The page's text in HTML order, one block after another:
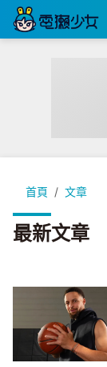
首頁 文章
最新文章